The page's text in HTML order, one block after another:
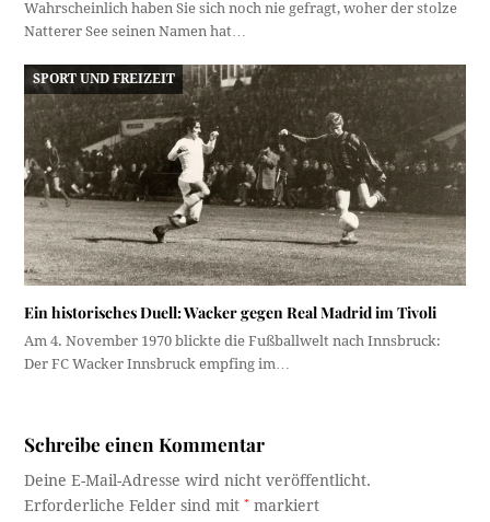
Wahrscheinlich haben Sie sich noch nie gefragt, woher der stolze
Natterer See seinen Namen hat…
SPORT UND FREIZEIT
Ein historisches Duell: Wacker gegen Real Madrid im Tivoli
Am 4. November 1970 blickte die Fußballwelt nach Innsbruck:
Der FC Wacker Innsbruck empfing im…
Schreibe einen Kommentar
Deine E-Mail-Adresse wird nicht veröffentlicht.
Erforderliche Felder sind mit* markiert